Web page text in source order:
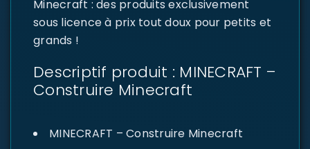
Minecraft : des produits exclusivement
sous licence à prix tout doux pour petits et
grands !
Descriptif produit : MINECRAFT –
Construire Minecraft
MINECRAFT – Construire Minecraft